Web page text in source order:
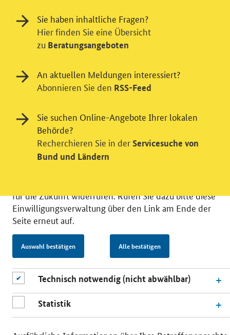
© 2026 Bundesministerium für Wirtschaft und Energie
Impressum
Barrierefreiheit
Datenschutz
Einwilligungsverwaltung
Einwilligung in Tracking und / oder
Videodienst
Wir bitten Sie an dieser Stelle um Ihre Einwilligung für
datenschutzfreundlicher Statistiken verstehen, um
unsere Öffentlichkeitsarbeit zu verbessern. Zusätzlich
können Sie in die Nutzung eines Videodienstes
einwilligen. Nähere Informationen zu allen Diensten
für die Zukunft widerrufen. Rufen Sie dazu bitte diese
Einwilligungsverwaltung über den Link am Ende der
Seite erneut auf.
Auswahl bestätigen Alle bestätigen
Technisch notwendig (nicht abwählbar)
Statistik
Sie haben inhaltliche Fragen?
Hier finden Sie eine Übersicht
zu Beratungsangeboten
An aktuellen Meldungen interessiert?
Abonnieren Sie den RSS-Feed
Sie suchen Online-Angebote Ihrer lokalen
Behörde?
Recherchieren Sie in der Servicesuche von
Bund und Ländern